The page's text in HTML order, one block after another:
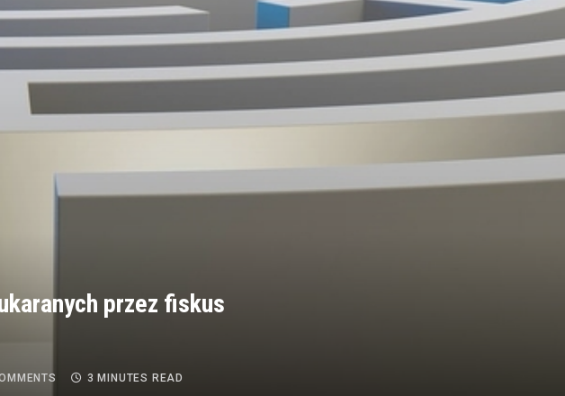
przez fiskus
3 MINUTES READ